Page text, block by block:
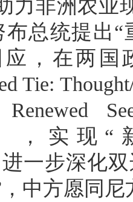
力非洲农业
总统提出“
，在两国
Tie:
，实现“
进一步深化
中方愿同